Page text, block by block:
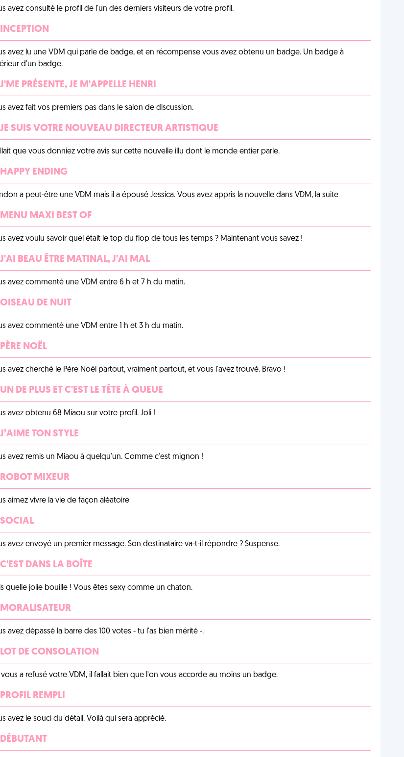
avez consulté le profil de l'un des derniers visiteurs de votre profil.
avez lu une VDM qui parle de badge, et en récompense vous avez obtenu un badge. Un badge à
d'un badge.
PRÉSENTE, JE M'APPELLE HENRI
avez fait vos premiers pas dans le salon de discussion.
SUIS VOTRE NOUVEAU DIRECTEUR ARTISTIQUE
que vous donniez votre avis sur cette nouvelle illu dont le monde entier parle.
ENDING
a peut-être une VDM mais il a épousé Jessica. Vous avez appris la nouvelle dans VDM, la suite
MAXI BEST OF
avez voulu savoir quel était le top du flop de tous les temps ? Maintenant vous savez !
BEAU ÊTRE MATINAL, J'AI MAL
avez commenté une VDM entre 6 h et 7 h du matin.
DE NUIT
avez commenté une VDM entre 1 h et 3 h du matin.
NOËL
avez cherché le Père Noël partout, vraiment partout, et vous l'avez trouvé. Bravo !
DE PLUS ET C'EST LE TÊTE À QUEUE
avez obtenu 68 Miaou sur votre profil. Joli !
TON STYLE
avez remis un Miaou à quelqu'un. Comme c'est mignon !
MIXEUR
aimez vivre la vie de façon aléatoire
avez envoyé un premier message. Son destinataire va-t-il répondre ? Suspense.
DANS LA BOÎTE
quelle jolie bouille ! Vous êtes sexy comme un chaton.
avez dépassé la barre des 100 votes - tu l'as bien mérité -.
DE CONSOLATION
a refusé votre VDM, il fallait bien que l'on vous accorde au moins un badge.
REMPLI
avez le souci du détail. Voilà qui sera apprécié.